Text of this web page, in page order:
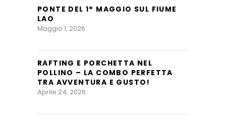
PONTE DEL 1° MAGGIO SUL FIUME
LAO
Maggio 1, 2026
RAFTING E PORCHETTA NEL
POLLINO – LA COMBO PERFETTA
TRA AVVENTURA E GUSTO!
Aprile 24, 2026